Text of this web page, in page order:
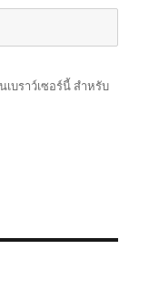
บราว์เซอร์นี้ สำหรับ